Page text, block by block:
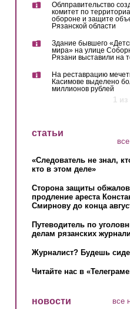
Облправительство
комитет по
обороне и защите
Рязанской области
Здание бывшего
мира» на улице
Рязани выставили на
На реставрацию
Касимове выделено
миллионов рублей
1 из
статьи
«Следователь не знал,
кто в этом деле»
Сторона защиты
продление ареста
Смирнову до конца
Путеводитель по
делам рязанских
Журналист? Будешь
Читайте нас в
новости все